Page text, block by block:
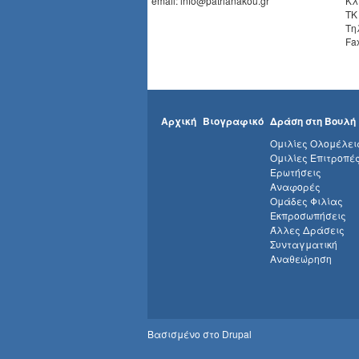
Αρχική Βιογραφικό Δράση στη Βουλή
Ομιλίες
Ομιλίες
Ερωτήσεις
Αναφορές
Ομάδες Φιλίας
Εκπροσωπήσεις
Άλλες Δράσεις
Συνταγματική
Αναθεώρηση
Βασισμένο στο Drupal